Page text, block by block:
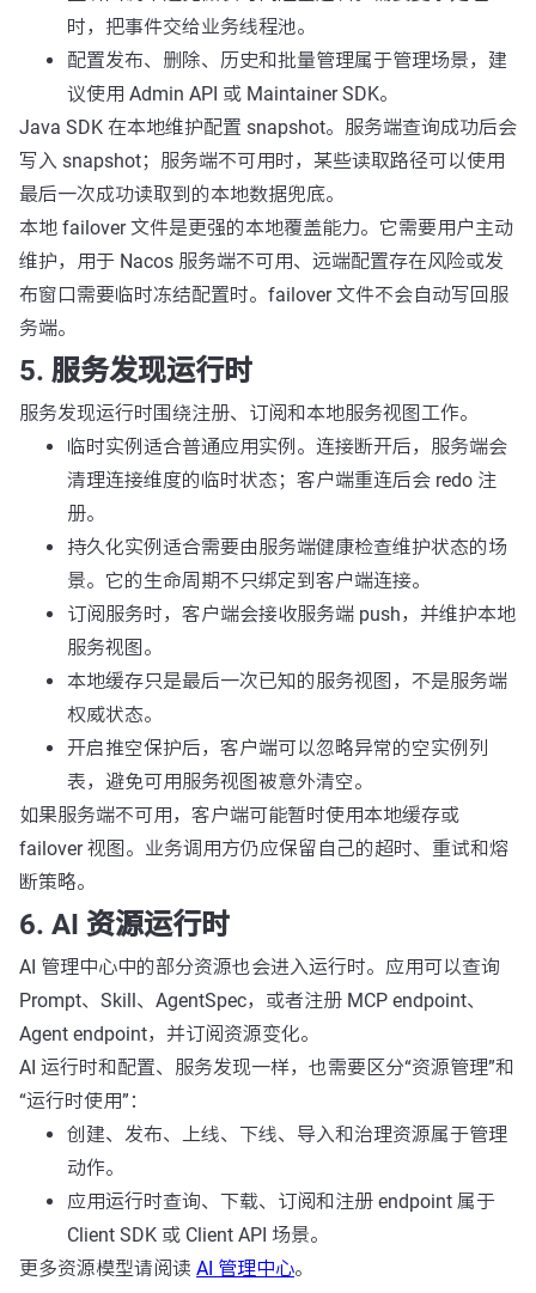
时，把事件交给业务线程池。
配置发布、删除、历史和批量管理属于管理场景，建
议使用 Admin API 或 Maintainer SDK。
Java SDK 在本地维护配置 snapshot。服务端查询成功后会
写入 snapshot；服务端不可用时，某些读取路径可以使用
最后一次成功读取到的本地数据兜底。
本地 failover 文件是更强的本地覆盖能力。它需要用户主动
维护，用于 Nacos 服务端不可用、远端配置存在风险或发
布窗口需要临时冻结配置时。failover 文件不会自动写回服
务端。
5. 服务发现运行时
服务发现运行时围绕注册、订阅和本地服务视图工作。
临时实例适合普通应用实例。连接断开后，服务端会
清理连接维度的临时状态；客户端重连后会 redo 注
册。
持久化实例适合需要由服务端健康检查维护状态的场
景。它的生命周期不只绑定到客户端连接。
订阅服务时，客户端会接收服务端 push，并维护本地
服务视图。
本地缓存只是最后一次已知的服务视图，不是服务端
权威状态。
开启推空保护后，客户端可以忽略异常的空实例列
表，避免可用服务视图被意外清空。
如果服务端不可用，客户端可能暂时使用本地缓存或
failover 视图。业务调用方仍应保留自己的超时、重试和熔
断策略。
6. AI 资源运行时
AI 管理中心中的部分资源也会进入运行时。应用可以查询
Prompt、Skill、AgentSpec，或者注册 MCP endpoint、
Agent endpoint，并订阅资源变化。
AI 运行时和配置、服务发现一样，也需要区分“资源管理”和
“运行时使用”：
创建、发布、上线、下线、导入和治理资源属于管理
动作。
应用运行时查询、下载、订阅和注册 endpoint 属于
Client SDK 或 Client API 场景。
更多资源模型请阅读 AI 管理中心。